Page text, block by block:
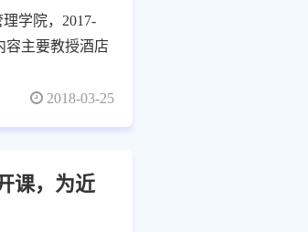
学院，2017-
容主要教授酒店
2018-03-25
课，为近